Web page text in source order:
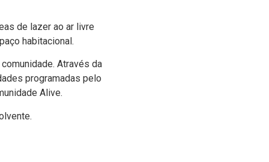
de lazer ao ar livre
habitacional.
Através da
programadas pelo
Alive.